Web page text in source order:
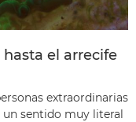
el arrecife
extraordinarias
un sentido muy literal